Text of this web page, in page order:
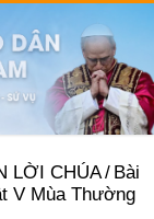
LỜI CHÚA/ Bài
V Mùa Thường